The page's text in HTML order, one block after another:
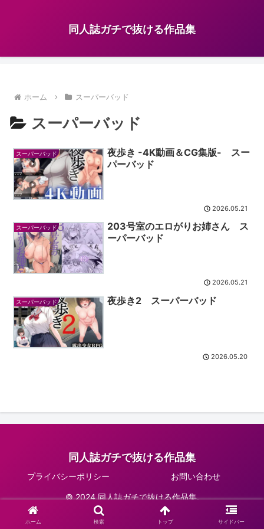
同人誌ガチで抜ける作品集
ホーム スーパーバッド
スーパーバッド
スーパーバッド
夜歩き -4K動画＆CG集版- スー
パーバッド
2026.05.21
スーパーバッド
203号室のエロがりお姉さん ス
ーパーバッド
2026.05.21
スーパーバッド 夜歩き2 スーパーバッド
2026.05.20
同人誌ガチで抜ける作品集
プライバシーポリシー お問い合わせ
© 2024 同人誌ガチで抜ける作品集.
ホーム 検索 トップ サイドバー